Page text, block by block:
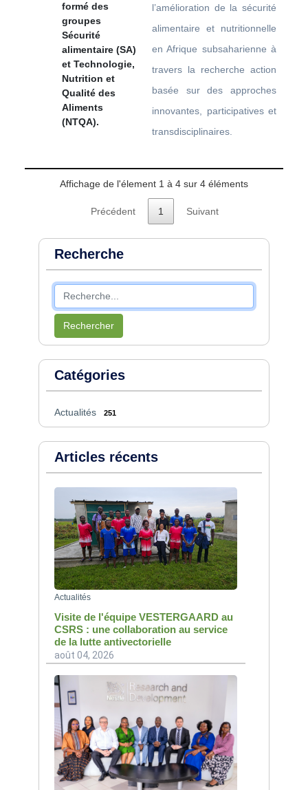
formé des
groupes
Sécurité
alimentaire (SA)
et Technologie,
Nutrition et
Qualité des
Aliments
(NTQA).
l’amélioration de la sécurité
alimentaire et nutritionnelle
en Afrique subsaharienne à
travers la recherche action
basée sur des approches
innovantes, participatives et
transdisciplinaires.
Affichage de l'élement 1 à 4 sur 4 éléments
Précédent 1 Suivant
Recherche
Rechercher
Catégories
Actualités 251
Articles récents
Actualités
Visite de l'équipe VESTERGAARD au
CSRS : une collaboration au service
de la lutte antivectorielle
août 04, 2026